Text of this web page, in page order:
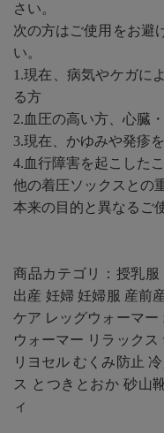
さい。
次の方はご使用をお避
い。
1.現在、病気やケガに
る方
2.血圧の高い方、心臓
3.現在、かゆみや発疹
4.血行障害を起こした
他の着圧ソックスとの
本来の目的と異なるご
商品カテゴリ：授乳
出産 妊婦 妊婦服 産前
ケア レッグウォーマー
ウォーマー リラック
リヨセル むくみ防止
ス とつきとおか 砂山
ィ